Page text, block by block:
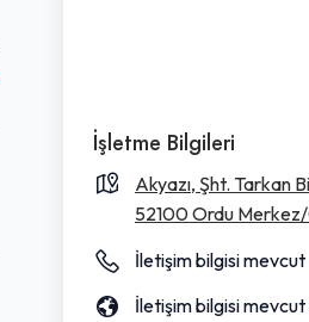
İşletme Bilgileri
Akyazı, Şht. Tarkan
52100 Ordu
İletişim bilgisi mevcut
İletişim bilgisi mevcut